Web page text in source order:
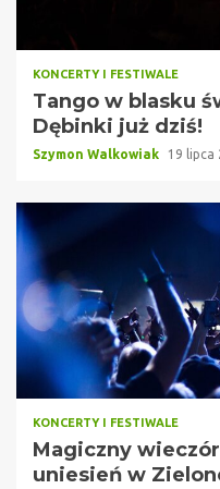
KONCERTY I FESTIWALE
Tango w blasku
Dębinki już dziś!
Szymon Walkowiak 19 lipca
KONCERTY I FESTIWALE
Magiczny
uniesień w